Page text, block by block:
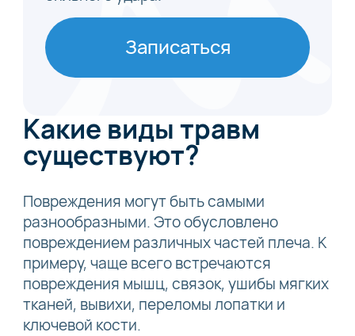
Записаться
Какие виды травм
существуют?
Повреждения могут быть самыми
разнообразными. Это обусловлено
повреждением различных частей плеча. К
примеру, чаще всего встречаются
повреждения мышц, связок, ушибы мягких
тканей, вывихи, переломы лопатки и
ключевой кости.